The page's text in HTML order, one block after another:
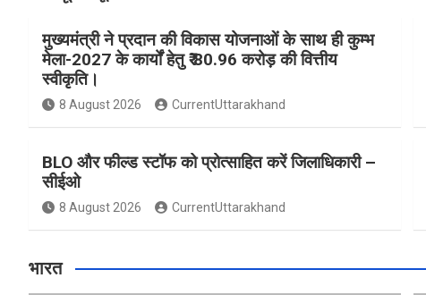
मुख्यमंत्री ने प्रदान की विकास योजनाओं के साथ ही कुम्भ
मेला-2027 के कार्यों हेतु ₹ 80.96 करोड़ की वित्तीय
स्वीकृति।
8 August 2026 CurrentUttarakhand
BLO और फील्ड स्टॉफ को प्रोत्साहित करें जिलाधिकारी –
सीईओ
8 August 2026 CurrentUttarakhand
भारत